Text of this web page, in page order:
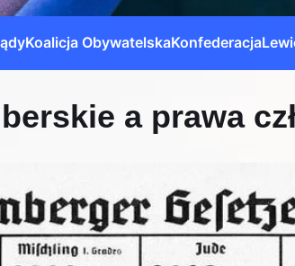
Koalicja ObywatelskaKonfederacja
a prawa